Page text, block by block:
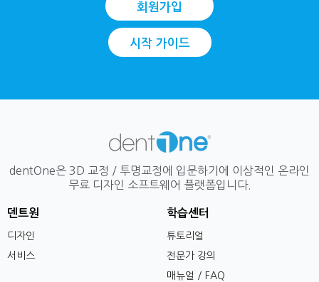
회원가입
시작 가이드
dentOne은 3D 교정 / 투명교정에 입문하기에 이상적인 온라인
무료 디자인 소프트웨어 플랫폼입니다.
덴트원
디자인
서비스
학습센터
튜토리얼
전문가 강의
매뉴얼 / FAQ